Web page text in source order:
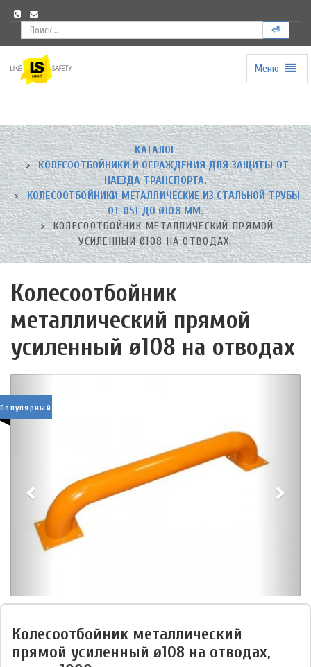
⏎
to
homepage
Меню
КАТАЛОГ
КОЛЕСООТБОЙНИКИ И ОГРАЖДЕНИЯ ДЛЯ ЗАЩИТЫ ОТ
НАЕЗДА ТРАНСПОРТА.
КОЛЕСООТБОЙНИКИ МЕТАЛЛИЧЕСКИЕ ИЗ СТАЛЬНОЙ ТРУБЫ
ОТ Ø51 ДО Ø108 ММ.
КОЛЕСООТБОЙНИК МЕТАЛЛИЧЕСКИЙ ПРЯМОЙ
УСИЛЕННЫЙ Ø108 НА ОТВОДАХ.
Колесоотбойник
металлический прямой
усиленный ø108 на отводах
Популярный
Колесоотбойник металлический
прямой усиленный ø108 на отводах,